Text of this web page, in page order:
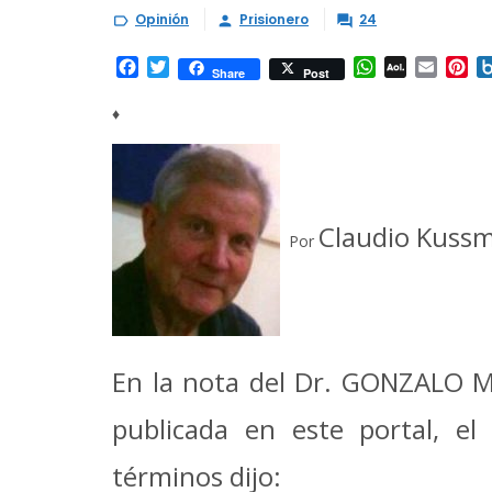
 Opinión  Prisionero  24
Facebook
TwitterShare Post WhatsApp
AOL Email
♦
Por Claudio
En la nota del Dr. GONZALO
publicada en este portal, el
términos dijo: